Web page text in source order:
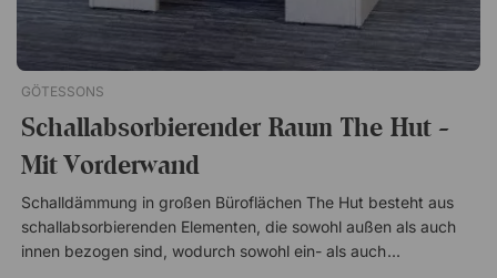
GÖTESSONS
Schallabsorbierender Raum The Hut -
Mit Vorderwand
Schalldämmung in großen Büroflächen The Hut besteht aus
schallabsorbierenden Elementen, die sowohl außen als auch
innen bezogen sind, wodurch sowohl ein- als auch